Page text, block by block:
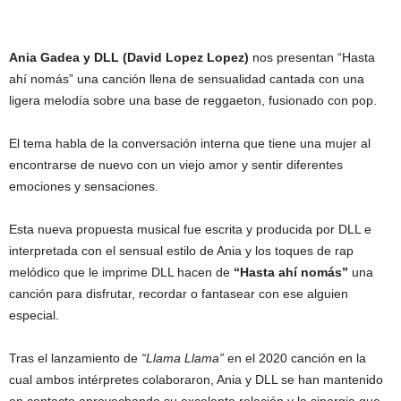
Ania Gadea y DLL (David Lopez Lopez) nos presentan “Hasta
ahí nomás” una canción llena de sensualidad cantada con una
ligera melodía sobre una base de reggaeton, fusionado con pop.
El tema habla de la conversación interna que tiene una mujer al
encontrarse de nuevo con un viejo amor y sentir diferentes
emociones y sensaciones.
Esta nueva propuesta musical fue escrita y producida por DLL e
interpretada con el sensual estilo de Ania y los toques de rap
melódico que le imprime DLL hacen de “Hasta ahí nomás” una
canción para disfrutar, recordar o fantasear con ese alguien
especial.
Tras el lanzamiento de “Llama Llama” en el 2020 canción en la
cual ambos intérpretes colaboraron, Ania y DLL se han mantenido